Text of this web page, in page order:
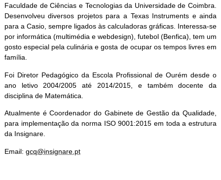
Faculdade de Ciências e Tecnologias da Universidade de Coimbra.
Desenvolveu diversos projetos para a Texas Instruments e ainda
para a Casio, sempre ligados às calculadoras gráficas. Interessa-se
por informática (multimédia e webdesign), futebol (Benfica), tem um
gosto especial pela culinária e gosta de ocupar os tempos livres em
família.
Foi Diretor Pedagógico da Escola Profissional de Ourém desde o
ano letivo 2004/2005 até 2014/2015, e também docente da
disciplina de Matemática.
Atualmente é Coordenador do Gabinete de Gestão da Qualidade,
para implementação da norma ISO 9001:2015 em toda a estrutura
da Insignare.
Email: gcq@insignare.pt